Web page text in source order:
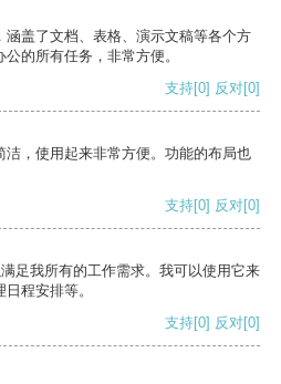
盖了文档、表格、演示文稿等各个方
的所有任务，非常方便。
支持[0] 反对[0]
，使用起来非常方便。功能的布局也
支持[0] 反对[0]
足我所有的工作需求。我可以使用它来
程安排等。
支持[0] 反对[0]